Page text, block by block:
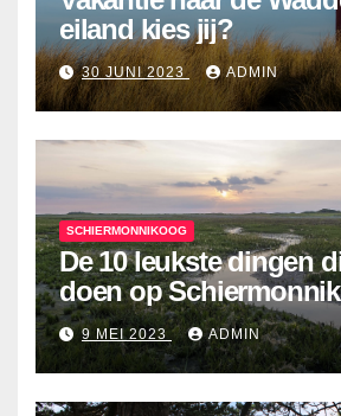
eiland kies jij?
30 JUNI 2023 ADMIN
SCHIERMONNIKOOG
De 10 leukste dingen
doen op
9 MEI 2023 ADMIN